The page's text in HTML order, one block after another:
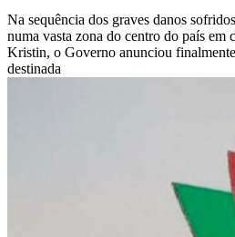
Na sequência dos graves danos
numa vasta zona do centro do país em
Kristin, o Governo anunciou
destinada